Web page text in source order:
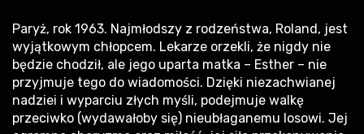
Paryż, rok 1963. Najmłodszy z rodzeństwa, Roland, jest
wyjątkowym chłopcem. Lekarze orzekli, że nigdy nie
będzie chodził, ale jego uparta matka – Esther – nie
przyjmuje tego do wiadomości. Dzięki niezachwianej
nadziei i wyparciu złych myśli, podejmuje walkę
przeciwko (wydawałoby się) nieubłaganemu losowi. Jej